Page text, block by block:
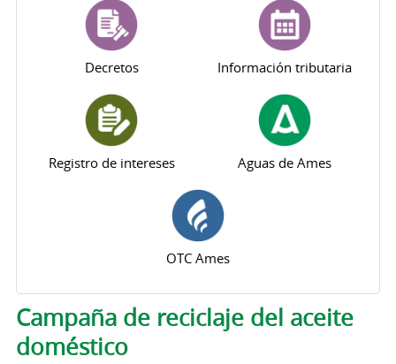
Decretos Información tributaria
Registro de intereses Aguas de Ames
OTC Ames
Solapas principales
Campaña de reciclaje del aceite
doméstico